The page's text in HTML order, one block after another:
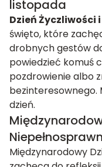
listopada
Dzień Życzliwości
święto, które
drobnych gestów
powiedzieć komuś
pozdrowienie albo
bezinteresownego.
dzień.
Międzynarodowy